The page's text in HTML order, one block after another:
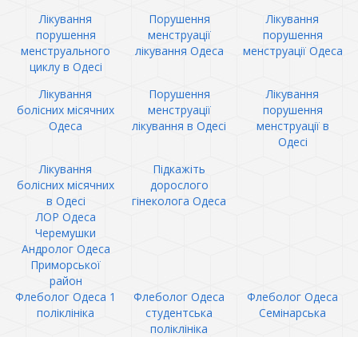
Лікування
порушення
менструального
циклу в Одесі
Порушення
менструації
лікування Одеса
Лікування
порушення
менструації Одеса
Лікування
болісних місячних
Одеса
Порушення
менструації
лікування в Одесі
Лікування
порушення
менструації в
Одесі
Лікування
болісних місячних
в Одесі
Підкажіть
дорослого
гінеколога Одеса
ЛОР Одеса
Черемушки
Андролог Одеса
Приморської
район
Флеболог Одеса 1
поліклініка
Флеболог Одеса
студентська
поліклініка
Флеболог Одеса
Семінарська